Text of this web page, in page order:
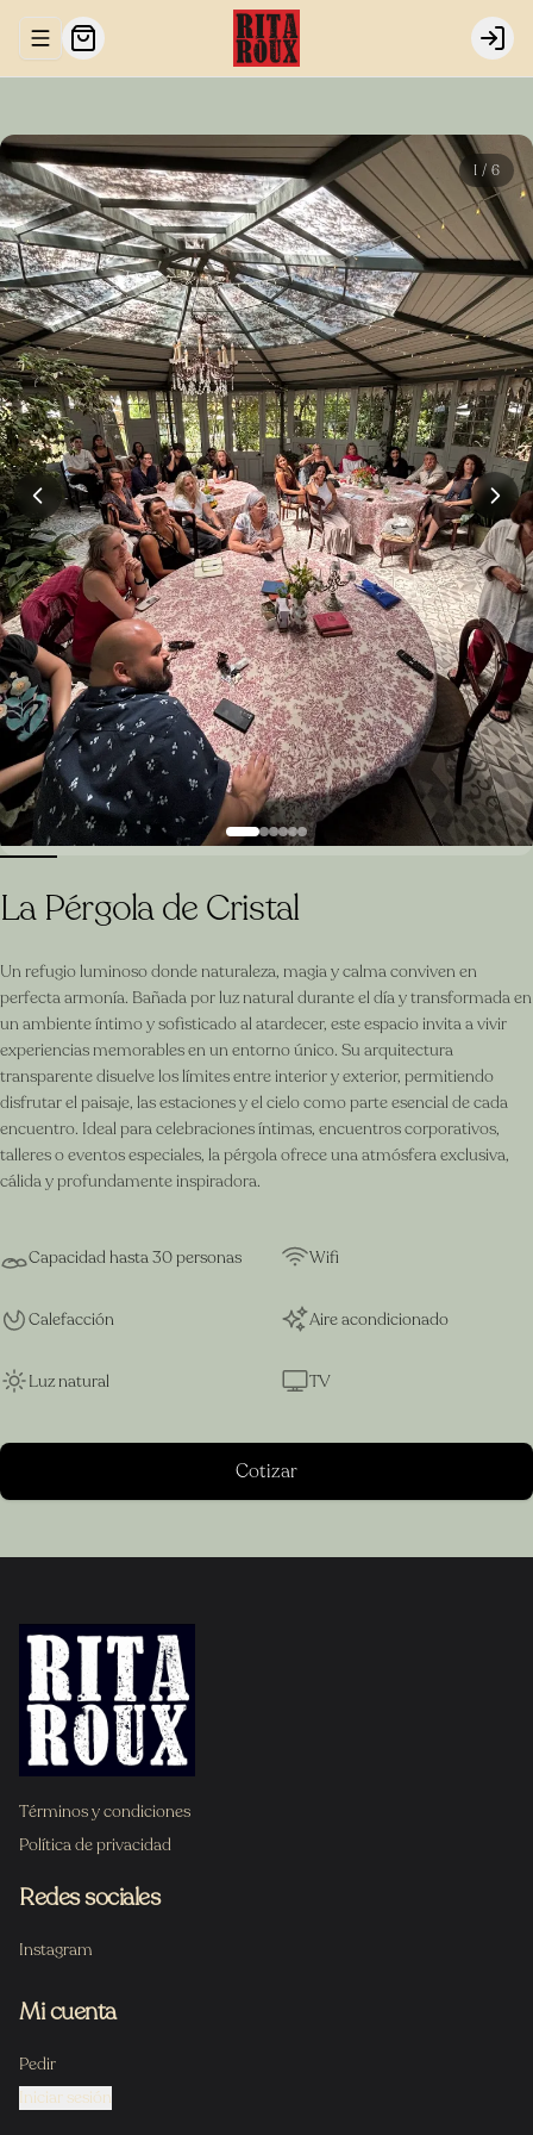
Abrir menu de navegación Login
La Pérgola de Cristal
Un refugio luminoso donde naturaleza, magia y calma conviven en
perfecta armonía. Bañada por luz natural durante el día y transformada en
un ambiente íntimo y sofisticado al atardecer, este espacio invita a vivir
experiencias memorables en un entorno único. Su arquitectura
transparente disuelve los límites entre interior y exterior, permitiendo
disfrutar el paisaje, las estaciones y el cielo como parte esencial de cada
encuentro. Ideal para celebraciones íntimas, encuentros corporativos,
talleres o eventos especiales, la pérgola ofrece una atmósfera exclusiva,
cálida y profundamente inspiradora.
Capacidad hasta 30 personas Wifi
Calefacción Aire acondicionado
Luz natural TV
Cotizar
1 / 6
Términos y condiciones
Política de privacidad
Redes sociales
Instagram
Mi cuenta
Pedir
Iniciar sesión